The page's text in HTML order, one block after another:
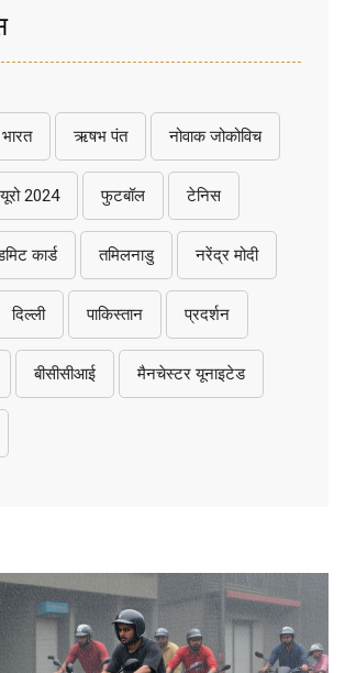
भारत ऋषभ पंत नोवाक जोकोविच
यूरो 2024 फुटबॉल टेनिस
कार्ड तमिलनाडु नरेंद्र मोदी
दिल्ली पाकिस्तान प्रदर्शन
बीसीसीआई मैनचेस्टर यूनाइटेड